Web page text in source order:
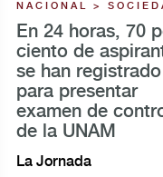
NACIONAL >
En 24 horas, 70
ciento de
se han registrado
para presentar
examen de
de la UNAM
La Jornada